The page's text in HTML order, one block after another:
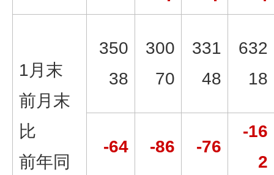
1月末
前月末
比
前年同
350
38
300
70
331
48
632
18
-64 -86 -76
-16
2